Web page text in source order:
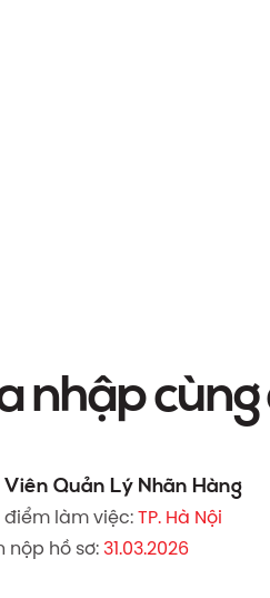
nhập
Viên Quản Lý Nhãn Hàng
làm việc: TP. Hà Nội
nộp hồ sơ: 31.03.2026